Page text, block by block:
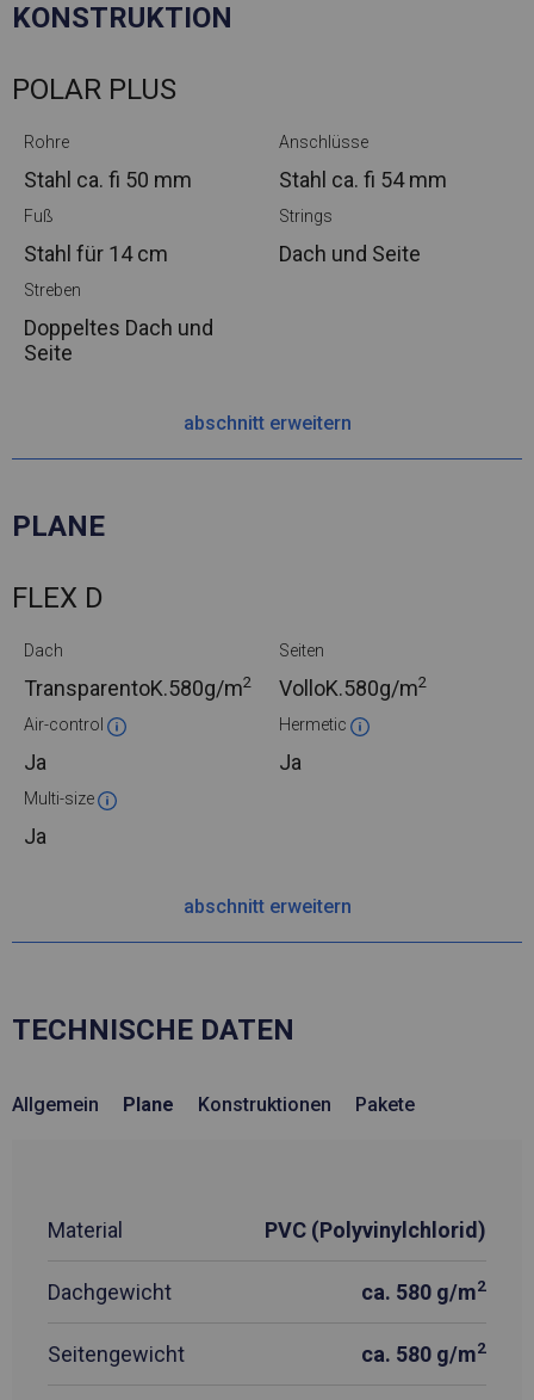
KONSTRUKTION
POLAR PLUS
Rohre
Stahl ca. fi 50 mm
Anschlüsse
Stahl ca. fi 54 mm
Fuß
Stahl für 14 cm
Strings
Dach und Seite
Streben
Doppeltes Dach und
Seite
abschnitt erweitern
PLANE
FLEX D
Dach
TransparentoK.580g/m2
Seiten
VolloK.580g/m2
Air-control
Ja
Hermetic
Ja
Multi-size
Ja
abschnitt erweitern
TECHNISCHE DATEN
Allgemein Plane Konstruktionen Pakete
Material PVC (Polyvinylchlorid)
Dachgewicht ca. 580 g/m2
Seitengewicht ca. 580 g/m2